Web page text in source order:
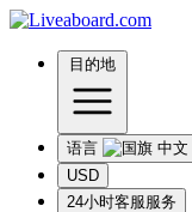
目的地
语言
USD
24小时客服服务